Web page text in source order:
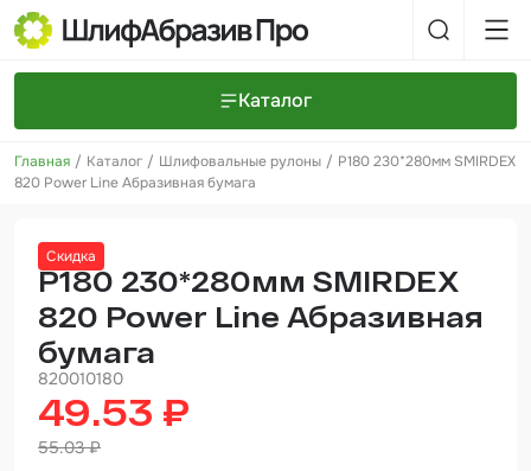
Каталог
Шлифовальные круги и полоски
Полировальные круги и пасты
Инструменты
Главная Каталог Шлифовальные рулоны
P180 230*280мм SMIRDEX
820 Power Line Абразивная бумага
Скидка
P180 230*280мм SMIRDEX
820 Power Line Абразивная
бумага
820010180
49.53 ₽
55.03 ₽